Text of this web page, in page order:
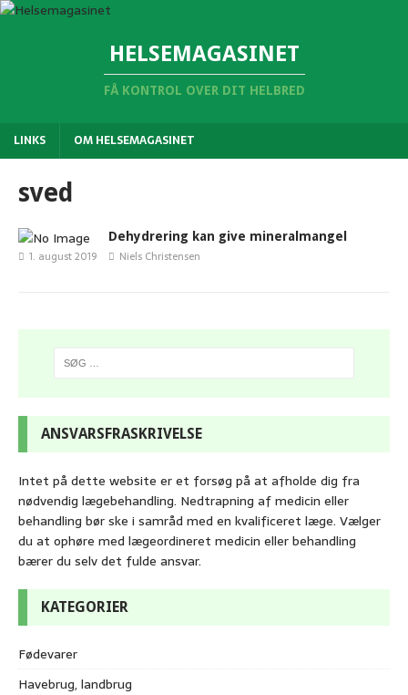
HELSEMAGASINET
FÅ KONTROL OVER DIT HELBRED
LINKS OM HELSEMAGASINET
sved
Dehydrering kan give mineralmangel
1. august 2019 Niels Christensen
ANSVARSFRASKRIVELSE
Intet på dette website er et forsøg på at afholde dig fra
nødvendig lægebehandling. Nedtrapning af medicin eller
behandling bør ske i samråd med en kvalificeret læge. Vælger
du at ophøre med lægeordineret medicin eller behandling
bærer du selv det fulde ansvar.
KATEGORIER
Fødevarer
Havebrug, landbrug